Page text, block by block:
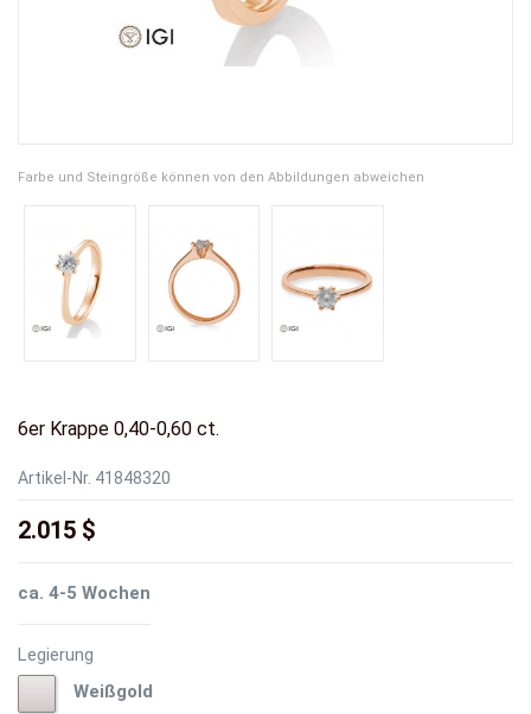
Farbe und Steingröße können von den Abbildungen abweichen
6er Krappe 0,40-0,60 ct.
Artikel-Nr. 41848320
2.015 $
ca. 4-5 Wochen
Legierung
WeißgoldWeißgold